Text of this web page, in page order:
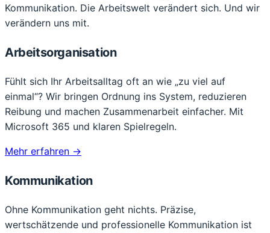
Kommunikation. Die Arbeitswelt verändert sich. Und wir
verändern uns mit.
Arbeitsorganisation
Fühlt sich Ihr Arbeitsalltag oft an wie „zu viel auf
einmal“? Wir bringen Ordnung ins System, reduzieren
Reibung und machen Zusammenarbeit einfacher. Mit
Microsoft 365 und klaren Spielregeln.
Mehr erfahren →
Kommunikation
Ohne Kommunikation geht nichts. Präzise,
wertschätzende und professionelle Kommunikation ist